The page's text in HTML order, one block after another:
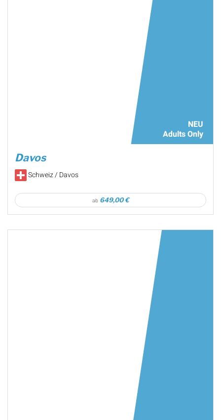
NEU
Adults Only
Davos
Schweiz / Davos
ab 649,00 €